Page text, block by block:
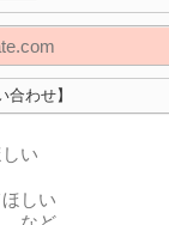
わせ】